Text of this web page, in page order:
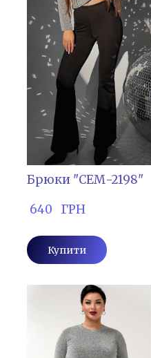
Брюки "СЕМ-2198"
640   ГРН
Купити